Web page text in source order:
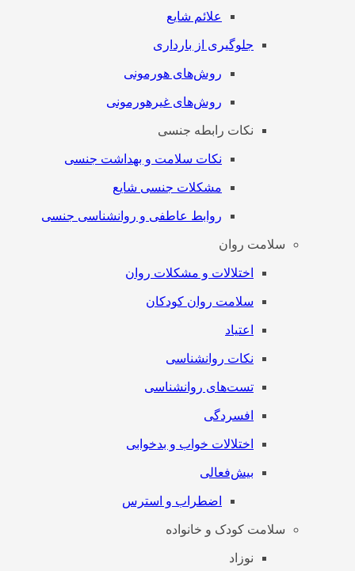
علائم شایع
جلوگیری از بارداری
روش‌های هورمونی
روش‌های غیرهورمونی
نکات رابطه جنسی
نکات سلامت و بهداشت جنسی
مشکلات جنسی شایع
روابط عاطفی و روانشناسی جنسی
سلامت روان
اختلالات و مشکلات روان
سلامت روان کودکان
اعتیاد
نکات روانشناسی
تست‌های روانشناسی
افسردگی
اختلالات خواب و بدخوابی
بیش‌فعالی
اضطراب و استرس
سلامت کودک و خانواده
نوزاد